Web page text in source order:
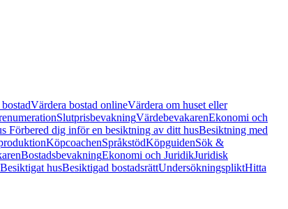
Värdera bostad onlineVärdera om huset eller
SlutprisbevakningVärdebevakarenEkonomi och
Förbered dig inför en besiktning av ditt husBesiktning med
KöpcoachenSpråkstödKöpguidenSök &
BostadsbevakningEkonomi och JuridikJuridisk
Besiktigat husBesiktigad bostadsrättUndersökningspliktHitta